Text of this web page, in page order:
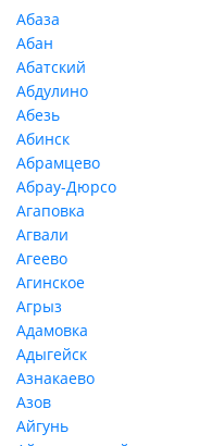
Абаза
Абан
Абатский
Абдулино
Абезь
Абинск
Абрамцево
Абрау-Дюрсо
Агаповка
Агвали
Агеево
Агинское
Агрыз
Адамовка
Адыгейск
Азнакаево
Азов
Айгунь